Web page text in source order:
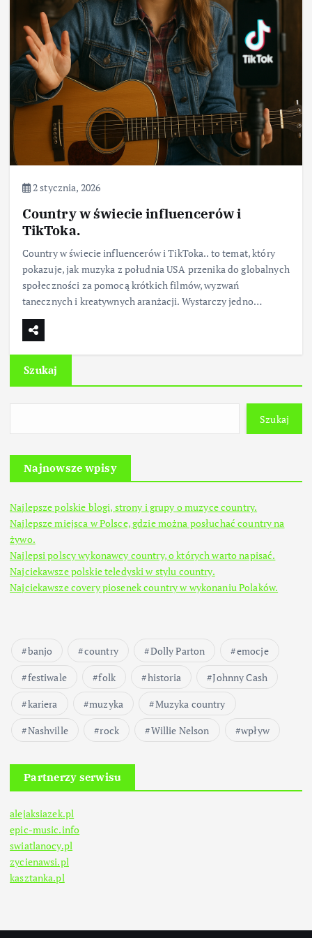
2 stycznia, 2026
Country w świecie influencerów i
TikToka.
Country w świecie influencerów i TikToka.. to temat, który
pokazuje, jak muzyka z południa USA przenika do globalnych
społeczności za pomocą krótkich filmów, wyzwań
tanecznych i kreatywnych aranżacji. Wystarczy jedno…
Szukaj
Szukaj
Najnowsze wpisy
Najlepsze polskie blogi, strony i grupy o muzyce country.
Najlepsze miejsca w Polsce, gdzie można posłuchać country na
żywo.
Najlepsi polscy wykonawcy country, o których warto napisać.
Najciekawsze polskie teledyski w stylu country.
Najciekawsze covery piosenek country w wykonaniu Polaków.
banjo country Dolly Parton
emocje
festiwale
folk historia
Johnny Cash
kariera
muzyka
Muzyka country
Nashville
rock Willie Nelson wpływ
Partnerzy serwisu
alejaksiazek.pl
epic-music.info
swiatlanocy.pl
zycienawsi.pl
kasztanka.pl